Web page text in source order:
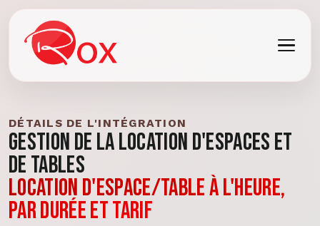
DÉTAILS DE L'INTÉGRATION
Gestion de la location d'espaces et
de tables
Location d'espace/table à l'heure,
par durée et tarif